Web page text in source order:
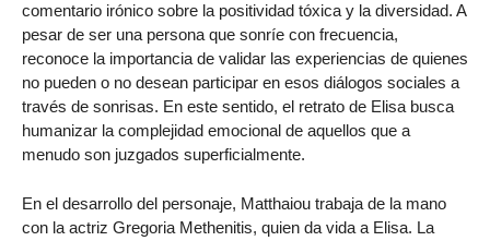
comentario irónico sobre la positividad tóxica y la diversidad. A
pesar de ser una persona que sonríe con frecuencia,
reconoce la importancia de validar las experiencias de quienes
no pueden o no desean participar en esos diálogos sociales a
través de sonrisas. En este sentido, el retrato de Elisa busca
humanizar la complejidad emocional de aquellos que a
menudo son juzgados superficialmente.
En el desarrollo del personaje, Matthaiou trabaja de la mano
con la actriz Gregoria Methenitis, quien da vida a Elisa. La